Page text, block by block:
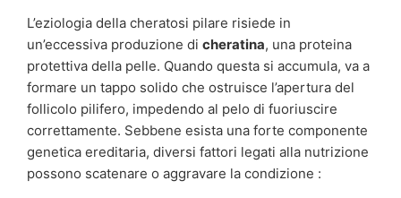
L’eziologia della cheratosi pilare risiede in
un’eccessiva produzione di cheratina, una proteina
protettiva della pelle. Quando questa si accumula, va a
formare un tappo solido che ostruisce l’apertura del
follicolo pilifero, impedendo al pelo di fuoriuscire
correttamente. Sebbene esista una forte componente
genetica ereditaria, diversi fattori legati alla nutrizione
possono scatenare o aggravare la condizione :